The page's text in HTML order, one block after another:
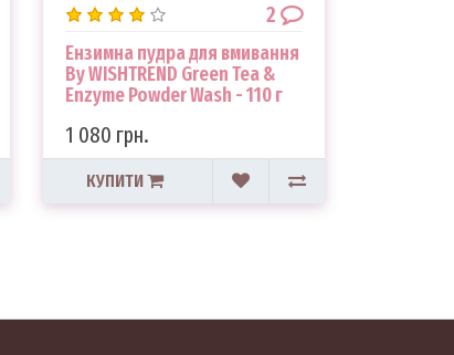
2
Ензимна пудра для вмивання
By WISHTREND Green Tea &
Enzyme Powder Wash - 110 г
1 080 грн.
КУПИТИ